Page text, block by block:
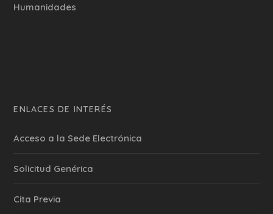
Humanidades
ENLACES DE INTERÉS
Acceso a la Sede Electrónica
Solicitud Genérica
Cita Previa